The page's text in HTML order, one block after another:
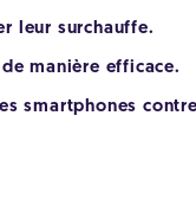
leur surchauffe.
manière efficace.
smartphones